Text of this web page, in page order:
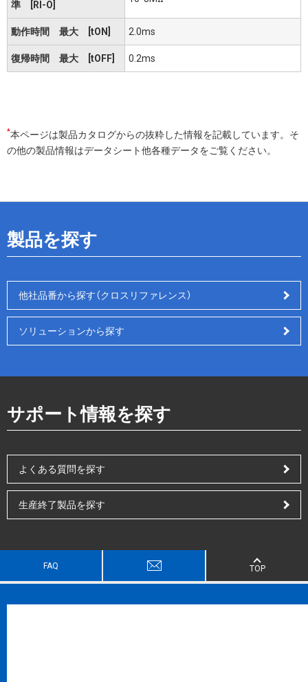
準 [RI-O]
動作時間 最大 [tON] 2.0ms
復帰時間 最大 [tOFF] 0.2ms
*本ページは製品カタログからの抜粋した情報を記載しています。そ
の他の製品情報はデータシート他各種データをご覧ください。
製品を探す
他社品番から探す（クロスリファレンス）
ソリューションから探す
サポート情報を探す
よくある質問を探す
生産終了製品を探す
FAQ TOP